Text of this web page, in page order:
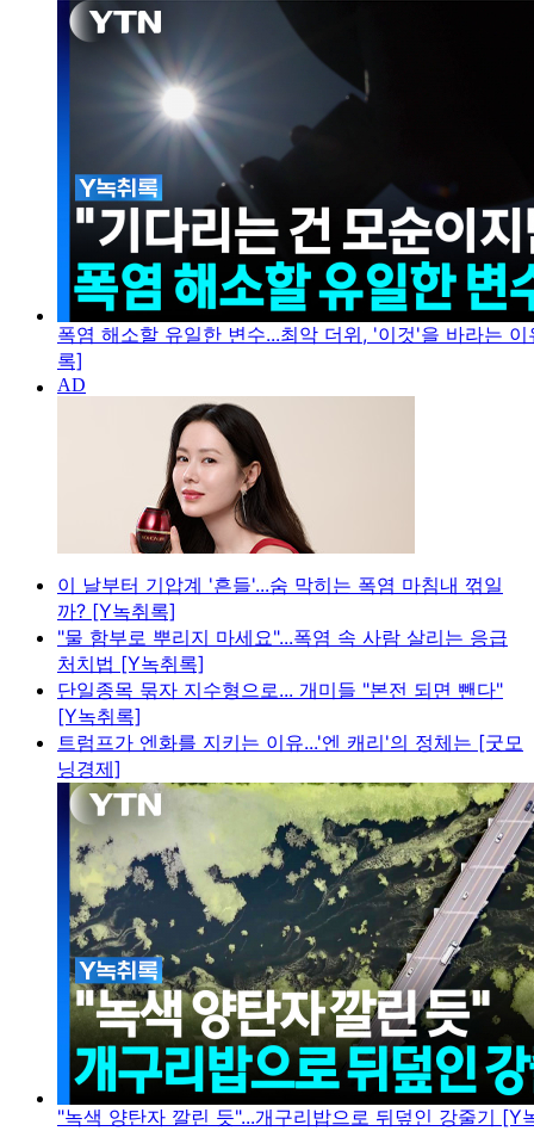
폭염 해소할 유일한 변수...최악 더위, '이것'을 바라는
록]
이 날부터 기압계 '흔들'...숨 막히는 폭염 마침내 꺾일
까? [Y녹취록]
"물 함부로 뿌리지 마세요"...폭염 속 사람 살리는 응급
처치법 [Y녹취록]
단일종목 묶자 지수형으로... 개미들 "본전 되면 뺀다"
[Y녹취록]
트럼프가 엔화를 지키는 이유...'엔 캐리'의 정체는 [굿모
닝경제]
"녹색 양탄자 깔린 듯"...개구리밥으로 뒤덮인 강줄기 [Y